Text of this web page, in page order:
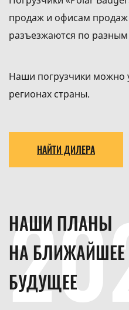
продаж и офисам
разъезжаются по
Наши погрузчики можно
регионах страны.
НАЙТИ ДИЛЕРА
НАШИ ПЛАНЫ
НА БЛИЖАЙШЕЕ
БУДУЩЕЕ